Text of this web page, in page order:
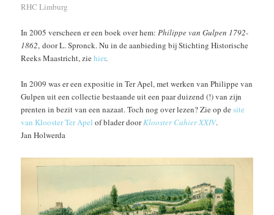
RHC Limburg
In 2005 verscheen er een boek over hem:Philippe van Gulpen 1792-
1862, door L. Spronck. Nu in de aanbieding bij Stichting Historische
Reeks Maastricht, ziehier.
In 2009 was er een expositie in Ter Apel, met werken van Philippe van
Gulpen uit een collectie bestaande uit een paar duizend (!) van zijn
prenten in bezit van een nazaat. Toch nog over lezen? Zie op desite
van Klooster Ter Apel of blader doorKlooster Cahier XXIV.
Jan Holwerda